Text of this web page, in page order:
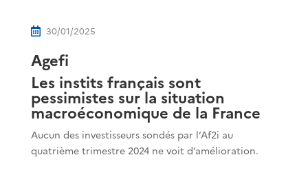
 30/01/2025
Agefi
Les instits français sont
pessimistes sur la situation
macroéconomique de la France
Aucun des investisseurs sondés par l’Af2i au
quatrième trimestre 2024 ne voit d’amélioration.